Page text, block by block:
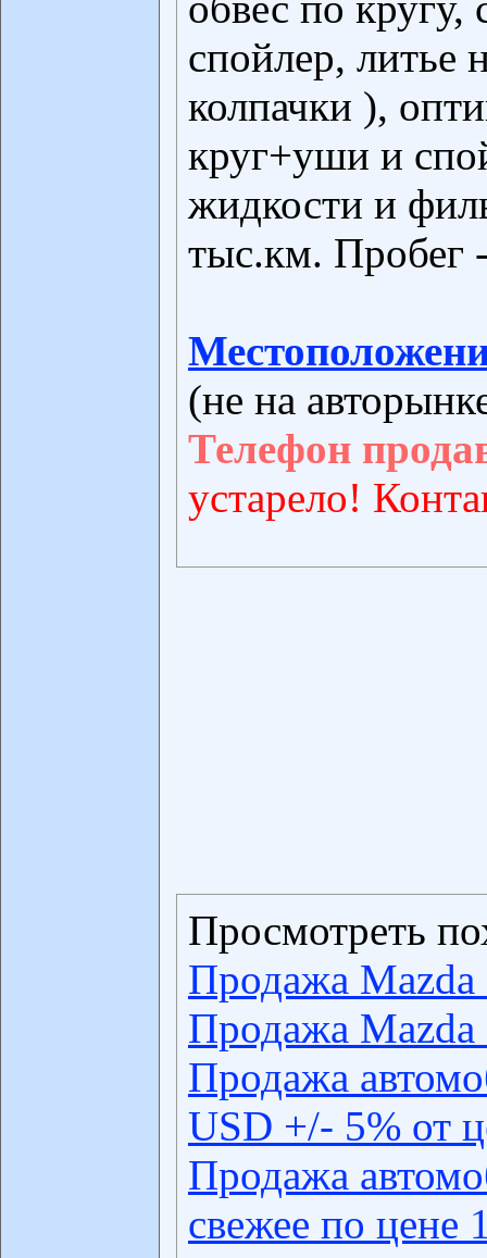
спойлер, литье
колпачки ),
круг+уши и
жидкости и
тыс.км. Пробег
(не на
Телефон
устарело!
Просмотреть
Продажа Mazda
Продажа Mazda
Продажа
USD +/- 5% от
Продажа
свежее по цене